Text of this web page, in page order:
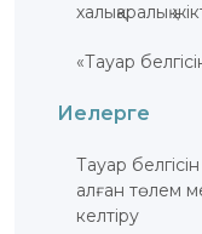
ИНТЕРАКТИВТІ
ЖӘНЕ
ТАУАРЛАР
ЖЕРЛЕР
АТАУЛАРЫНЫҢ
ИНТЕРАКТИВТІ
КАРТАСЫ
ГЕОГРАФИЯЛЫҚ
халықаралық
«Тауар
Иелерге
Тауар
алған төлем
келтіру